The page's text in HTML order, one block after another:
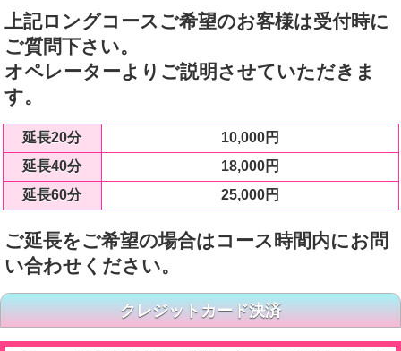
上記ロングコースご希望のお客様は受付時に
ご質問下さい。
オペレーターよりご説明させていただきま
す。
延長20分
10,000円
延長40分
18,000円
延長60分
25,000円
ご延長をご希望の場合はコース時間内にお問
い合わせください。
クレジットカード決済